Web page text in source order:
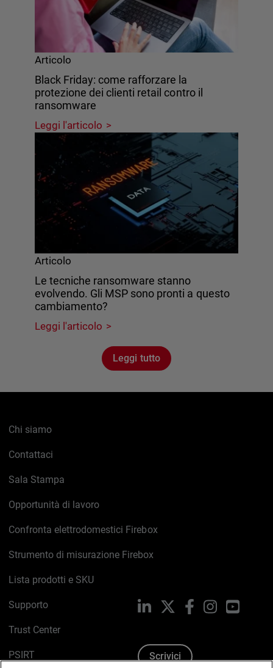
Articolo
Black Friday: come rafforzare la
protezione dei clienti retail contro il
ransomware
Leggi l'articolo
Articolo
Le tecniche ransomware stanno
evolvendo. Gli MSP sono pronti a questo
cambiamento?
Leggi l'articolo
Leggi tutto
Chi siamo
Contattaci
Sala Stampa
Opportunità di lavoro
Confronta elettrodomestici Firebox
Strumento di misurazione Firebox
Lista prodotti e SKU
Supporto
Trust Center
PSIRT
LinkedIn FacebookInstagram
Scrivici